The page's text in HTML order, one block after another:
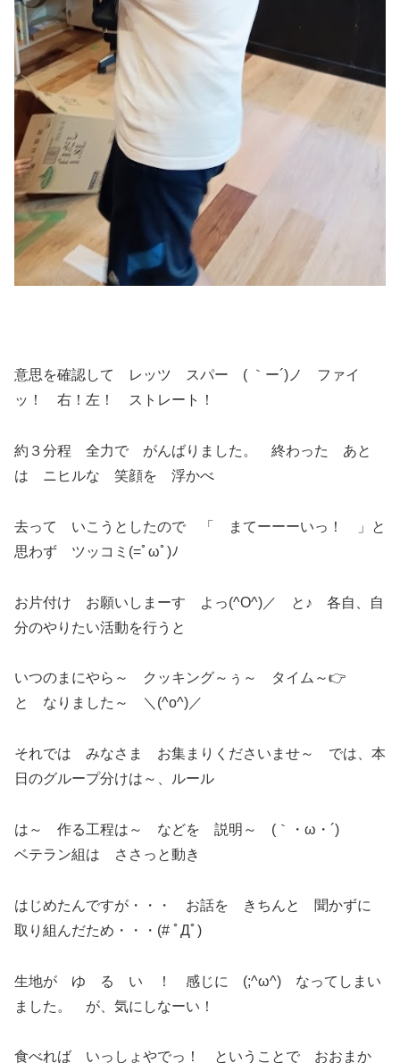
意思を確認して レッツ スパー ( ｀ー´)ノ ファイ
ッ！ 右！左！ ストレート！
約３分程 全力で がんばりました。 終わった あと
は ニヒルな 笑顔を 浮かべ
去って いこうとしたので 「 まてーーーいっ！ 」と
思わず ツッコミ(=ﾟωﾟ)ﾉ
お片付け お願いしまーす よっ(^O^)／ と♪ 各自、自
分のやりたい活動を行うと
いつのまにやら～ クッキング～ぅ～ タイム～👉
と なりました～ ＼(^o^)／
それでは みなさま お集まりくださいませ～ では、本
日のグループ分けは～、ルール
は～ 作る工程は～ などを 説明～ (｀・ω・´)ゞ
ベテラン組は ささっと動き
はじめたんですが・・・ お話を きちんと 聞かずに
取り組んだため・・・(# ﾟДﾟ)
生地が ゆ る い ！ 感じに (;^ω^) なってしまい
ました。 が、気にしなーい！
食べれば いっしょやでっ！ ということで おおまか